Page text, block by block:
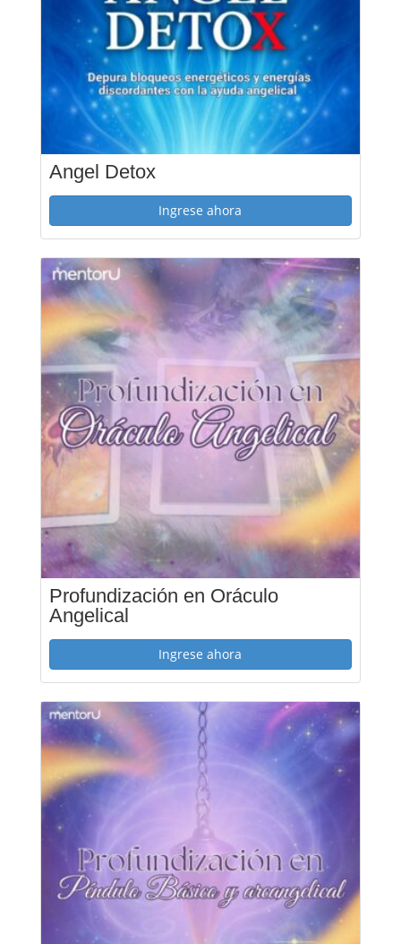
Angel Detox
Ingrese ahora
Profundización en Oráculo
Angelical
Ingrese ahora